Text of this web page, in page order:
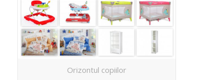
Orizontul copiilor